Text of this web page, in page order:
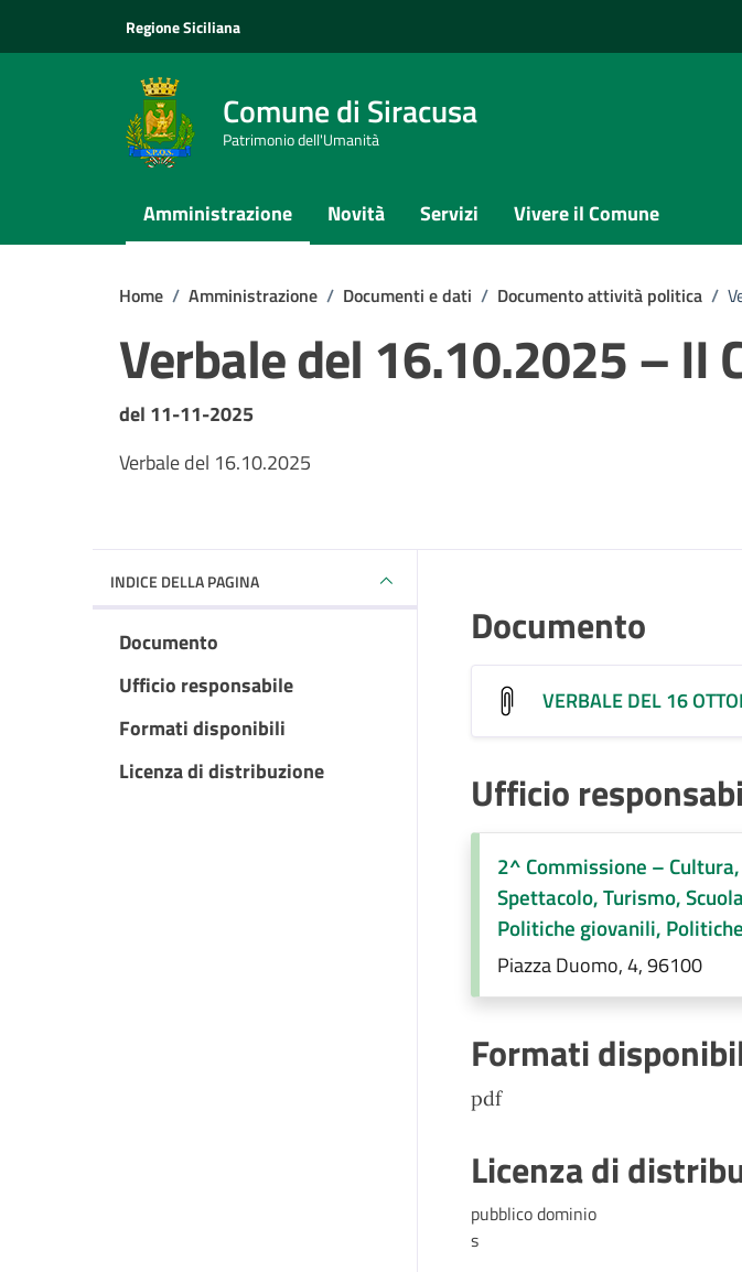
Regione Siciliana
Comune di Siracusa
Patrimonio dell'Umanità
Amministrazione Novità Servizi Vivere il Comune
Home / Amministrazione / Documenti e dati / Documento attività politica /
Verbale del 16.10.2025 – II
Dettagli del documento
del 11-11-2025
Verbale del 16.10.2025
INDICE DELLA PAGINA
Documento
Ufficio responsabile
Formati disponibili
Licenza di distribuzione
Documento
VERBALE DEL 16
Ufficio
2^ Commissione – Cultura,
Spettacolo, Turismo,
Politiche giovanili,
servizi sociali, Pari
immigrazione,
Piazza Duomo, 4, 96100
Formati
pdf
Licenza di
pubblico dominio
s